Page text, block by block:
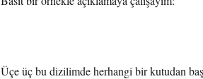
Üçe üç bu dizilimde herhangi bir kutudan